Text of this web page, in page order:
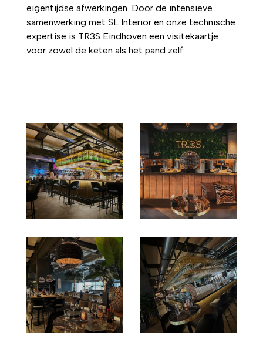
eigentijdse afwerkingen. Door de intensieve
samenwerking met SL Interior en onze technische
expertise is TR3S Eindhoven een visitekaartje
voor zowel de keten als het pand zelf.